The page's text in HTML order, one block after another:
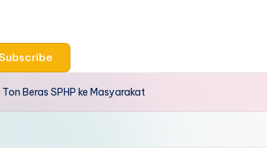
Subscribe
Beras SPHP ke Masyarakat